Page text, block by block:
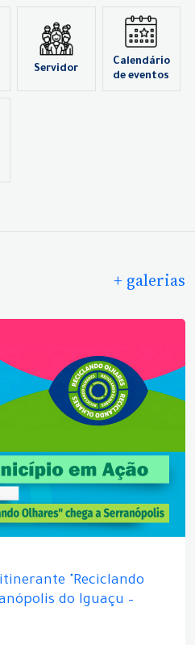
Servidor
Calendário
de eventos
+ galerias
"Reciclando
do Iguaçu –